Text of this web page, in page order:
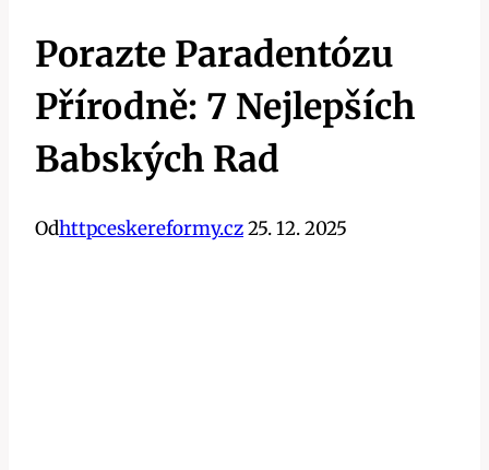
Porazte Paradentózu
Přírodně: 7 Nejlepších
Babských Rad
Odhttpceskereformy.cz25. 12. 2025